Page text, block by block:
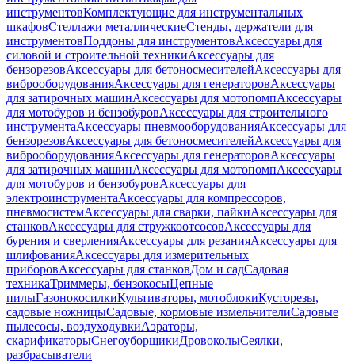
инструментовКомплектующие для инструментальных
шкафовСтеллажи металлическиеСтенды, держатели для
инструментовПоддоны для инструментовАксессуары для
силовой и строительной техникиАксессуары для
бензорезовАксессуары для бетоносмесителейАксессуары для
виброоборудованияАксессуары для генераторовАксессуары
для затирочных машинАксессуары для мотопомпАксессуары
для мотобуров и бензобуровАксессуары для строительного
инструментаАксессуары пневмооборудованияАксессуары для
бензорезовАксессуары для бетоносмесителейАксессуары для
виброоборудованияАксессуары для генераторовАксессуары
для затирочных машинАксессуары для мотопомпАксессуары
для мотобуров и бензобуровАксессуары для
электроинструментаАксессуары для компрессоров,
пневмосистемАксессуары для сварки, пайкиАксессуары для
станковАксессуары для стружкоотсосовАксессуары для
бурения и сверленияАксессуары для резанияАксессуары для
шлифованияАксессуары для измерительных
приборовАксессуары для станковДом и садСадовая
техникаТриммеры, бензокосыЦепные
пилыГазонокосилкиКультиваторы, мотоблокиКусторезы,
садовые ножницыСадовые, кормовые измельчителиСадовые
пылесосы, воздуходувкиАэраторы,
скарификаторыСнегоуборщикиДровоколыСеялки,
разбрасыватели